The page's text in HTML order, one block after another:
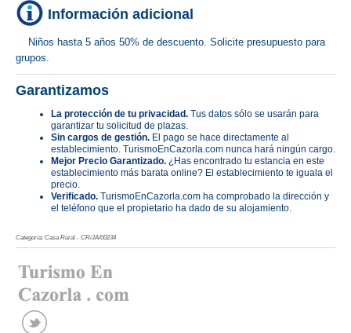
Información adicional
Niños hasta 5 años 50% de descuento. Solicite presupuesto para
grupos.
Garantizamos
La protección de tu privacidad. Tus datos sólo se usarán para
garantizar tu solicitud de plazas.
Sin cargos de gestión. El pago se hace directamente al
establecimiento. TurismoEnCazorla.com nunca hará ningún cargo.
Mejor Precio Garantizado. ¿Has encontrado tu estancia en este
establecimiento más barata online? El establecimiento te iguala el
precio.
Verificado. TurismoEnCazorla.com ha comprobado la dirección y
el teléfono que el propietario ha dado de su alojamiento.
Categoría: Casa Rural - CR/JA/00234